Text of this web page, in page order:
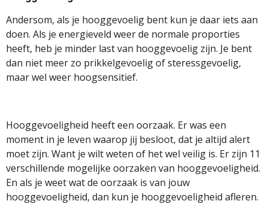
Andersom, als je hooggevoelig bent kun je daar iets aan
doen. Als je energieveld weer de normale proporties
heeft, heb je minder last van hooggevoelig zijn. Je bent
dan niet meer zo prikkelgevoelig of steressgevoelig,
maar wel weer hoogsensitief.
Hooggevoeligheid heeft een oorzaak. Er was een
moment in je leven waarop jij besloot, dat je altijd alert
moet zijn. Want je wilt weten of het wel veilig is. Er zijn 11
verschillende mogelijke oorzaken van hooggevoeligheid.
En als je weet wat de oorzaak is van jouw
hooggevoeligheid, dan kun je hooggevoeligheid afleren.